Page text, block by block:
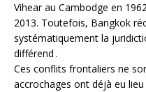
Vihear au Cambodge en
2013. Toutefois, Bangkok
systématiquement la
différend .
Ces conflits frontaliers ne
accrochages ont déjà eu